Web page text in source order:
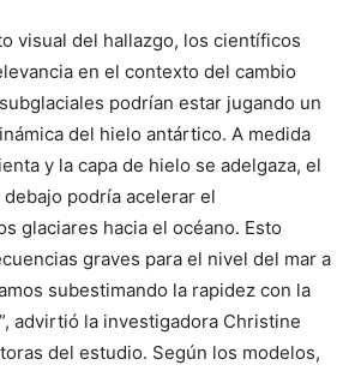
visual del hallazgo, los científicos
en el contexto del cambio
podrían estar jugando un
del hielo antártico. A medida
y la capa de hielo se adelgaza, el
podría acelerar el
glaciares hacia el océano. Esto
graves para el nivel del mar a
subestimando la rapidez con la
advirtió la investigadora Christine
del estudio. Según los modelos,